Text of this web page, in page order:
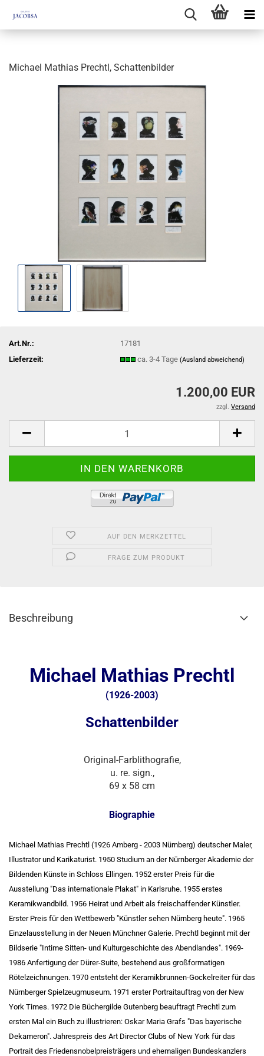
Michael Mathias Prechtl, Schattenbilder
Art.Nr.:
17181
Lieferzeit:
ca. 3-4 Tage(Ausland abweichend)
1.200,00 EUR
zzgl. Versand
AUF DEN MERKZETTEL
FRAGE ZUM PRODUKT
Beschreibung
Michael Mathias Prechtl
(1926-2003)
Schattenbilder
Original-Farblithografie,
u. re. sign.,
69 x 58 cm
Biographie
Michael Mathias Prechtl (1926 Amberg - 2003 Nürnberg) deutscher Maler,
Illustrator und Karikaturist. 1950 Studium an der Nürnberger Akademie der
Bildenden Künste in Schloss Ellingen. 1952 erster Preis für die
Ausstellung "Das internationale Plakat" in Karlsruhe. 1955 erstes
Keramikwandbild. 1956 Heirat und Arbeit als freischaffender Künstler.
Erster Preis für den Wettbewerb "Künstler sehen Nürnberg heute". 1965
Einzelausstellung in der Neuen Münchner Galerie. Prechtl beginnt mit der
Bildserie "Intime Sitten- und Kulturgeschichte des Abendlandes". 1969-
1986 Anfertigung der Dürer-Suite, bestehend aus großformatigen
Rötelzeichnungen. 1970 entsteht der Keramikbrunnen-Gockelreiter für das
Nürnberger Spielzeugmuseum. 1971 erster Portraitauftrag von der New
York Times. 1972 Die Büchergilde Gutenberg beauftragt Prechtl zum
ersten Mal ein Buch zu illustrieren: Oskar Maria Grafs "Das bayerische
Dekameron". Jahrespreis des Art Director Clubs of New York für das
Portrait des Friedensnobelpreisträgers und ehemaligen Bundeskanzlers